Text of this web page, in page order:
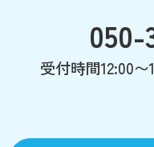
050-
受付時間12:00〜